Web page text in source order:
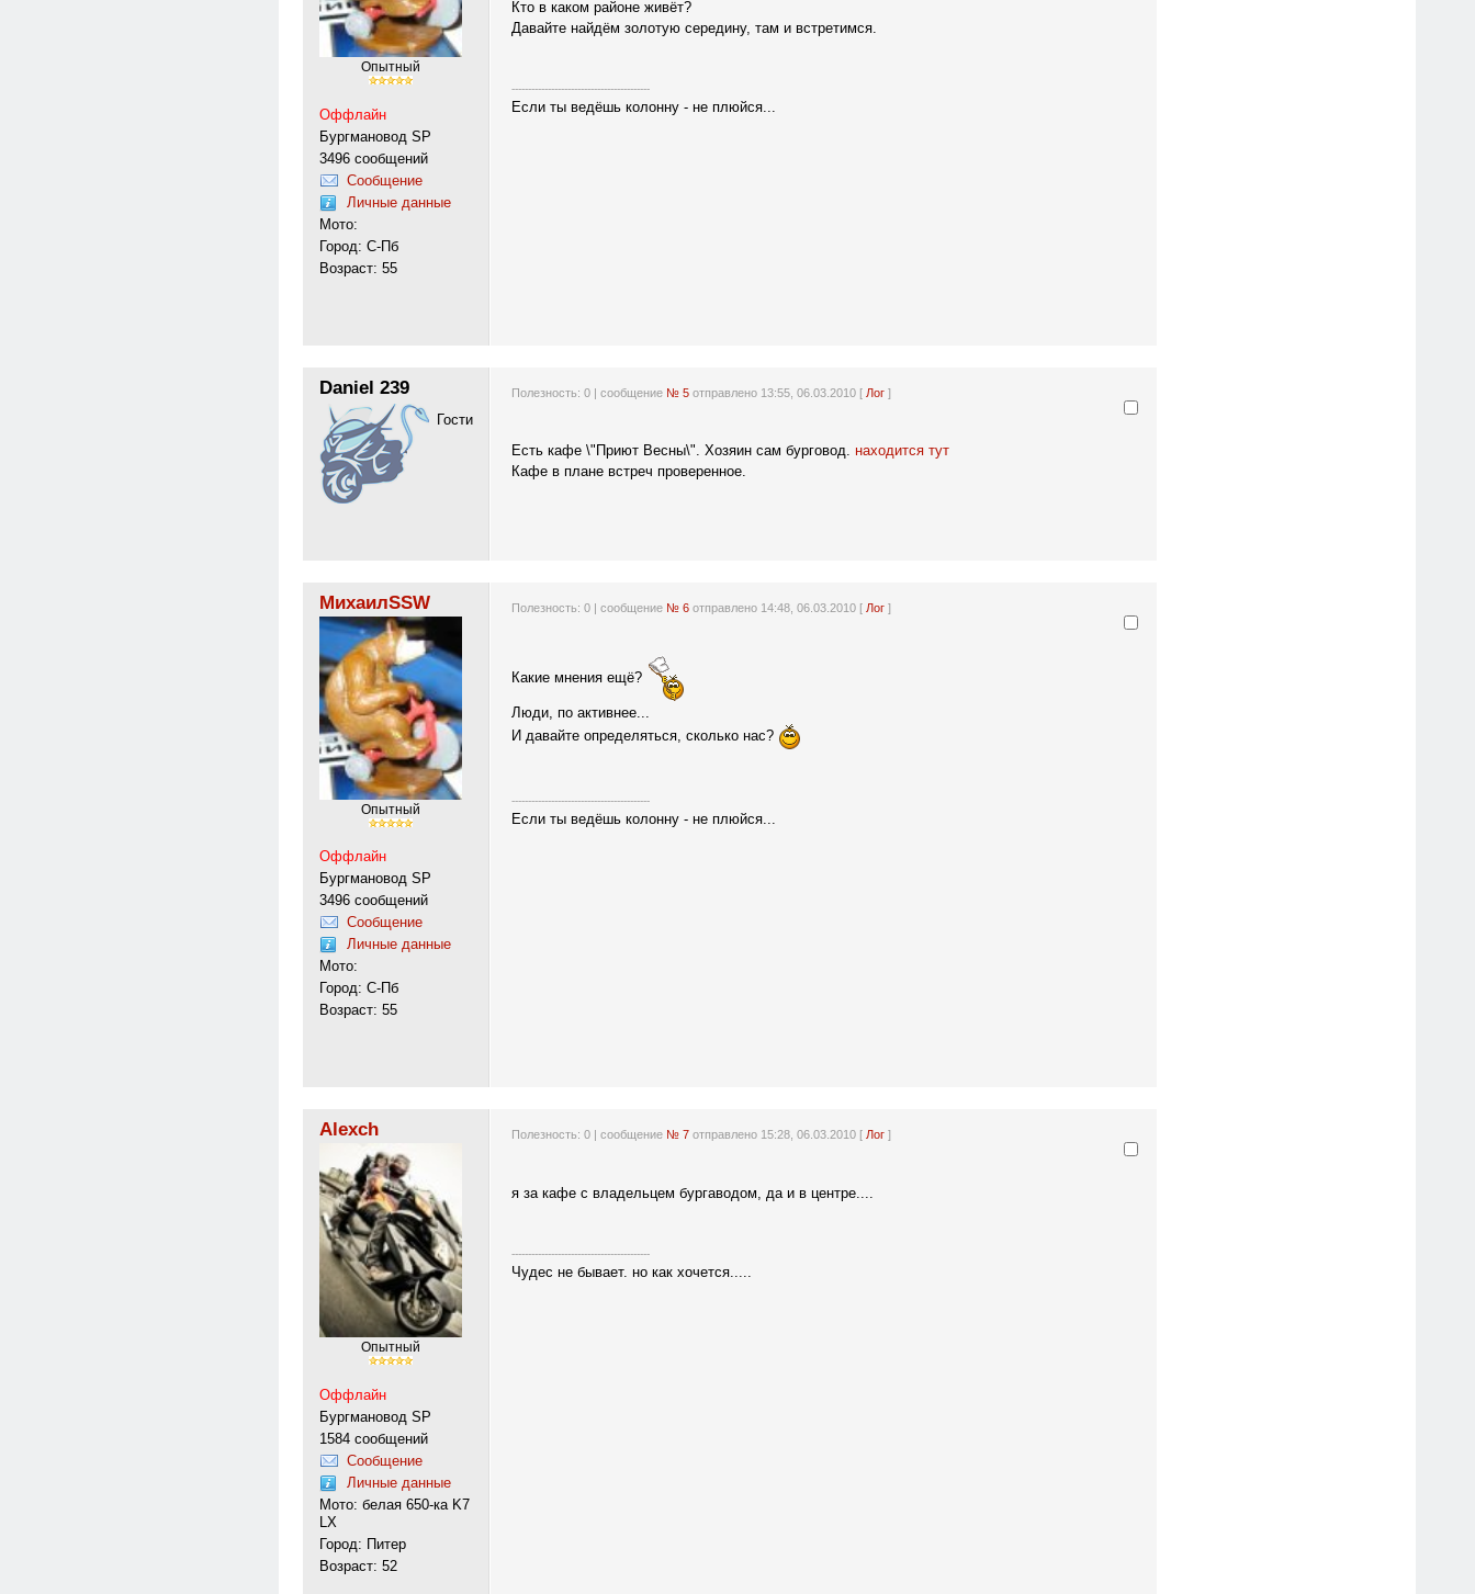
Опытный
Оффлайн
Бургмановод SP
3496 сообщений
Сообщение
Личные данные
Мото:
Город: С-Пб
Возраст: 55
Кто в каком районе живёт?
Давайте найдём золотую середину, там и встретимся.
------------------------------------------
Если ты ведёшь колонну - не плюйся...
Daniel 239
Гости
Полезность: 0| сообщение № 5отправлено 13:55, 06.03.2010 [ Лог]
Есть кафе \"Приют Весны\". Хозяин сам бурговод. находится тут
Кафе в плане встреч проверенное.
МихаилSSW
Опытный
Оффлайн
Бургмановод SP
3496 сообщений
Сообщение
Личные данные
Мото:
Город: С-Пб
Возраст: 55
Полезность: 0| сообщение № 6отправлено 14:48, 06.03.2010 [ Лог]
Какие мнения ещё?
Люди, по активнее...
И давайте определяться, сколько нас?
------------------------------------------
Если ты ведёшь колонну - не плюйся...
Alexch
Опытный
Оффлайн
Бургмановод SP
1584 сообщений
Сообщение
Личные данные
Мото: белая 650-ка K7
LX
Город: Питер
Возраст: 52
Полезность: 0| сообщение № 7отправлено 15:28, 06.03.2010 [ Лог]
я за кафе с владельцем бургаводом, да и в центре....
------------------------------------------
Чудес не бывает. но как хочется.....